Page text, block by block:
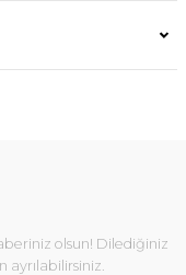
olsun! Dilediğiniz